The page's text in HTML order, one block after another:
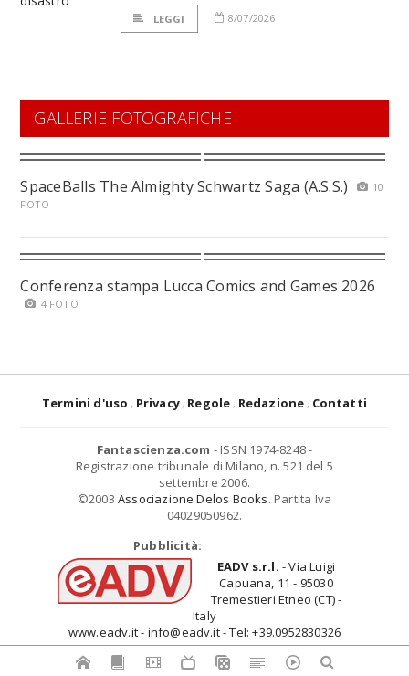
LEGGI 8/07/2026
GALLERIE FOTOGRAFICHE
SpaceBalls The Almighty Schwartz Saga (A.S.S.)
10
FOTO
Conferenza stampa Lucca Comics and Games 2026
4 FOTO
Termini d'uso Privacy Regole Redazione Contatti
Fantascienza.com - ISSN 1974-8248 -
Registrazione tribunale di Milano, n. 521 del 5
settembre 2006.
©2003 Associazione Delos Books. Partita Iva
04029050962.
Pubblicità:
EADV s.r.l. - Via Luigi
Capuana, 11 - 95030
Tremestieri Etneo (CT) -
Italy
www.eadv.it - info@eadv.it - Tel: +39.0952830326